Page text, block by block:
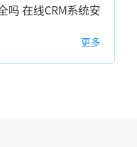
吗 在线CRM系统安
更多